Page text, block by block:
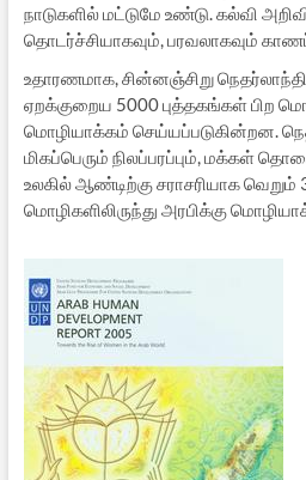
நாடுகளில் மட்டுமே உண்டு. கல்வி
தொடர்ச்சியாகவும், பரவலாகவும்
உதாரணமாக, சின்னஞ்சிறு
ஏறக்குறைய 5000 புத்தகங்கள் பிற
மொழியாக்கம் செய்யப்படுகின்றன.
மிகப்பெரும் நிலப்பரப்பும், மக்கள்
உலகில் ஆண்டிற்கு சராசரியாக வெறும்
மொழிகளிலிருந்து அரபிக்கு